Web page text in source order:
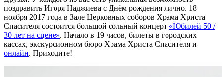
поздравить Игоря Наджиева с Днём рождения лично. 18
ноября 2017 года в Зале Церковных соборов Храма Христа
Спасителя состоится большой сольный концерт «Юбилей 50 /
30 лет на сцене». Начало в 19 часов, билеты в городских
кассах, экскурсионном бюро Храма Христа Спасителя и
онлайн. Приходите!